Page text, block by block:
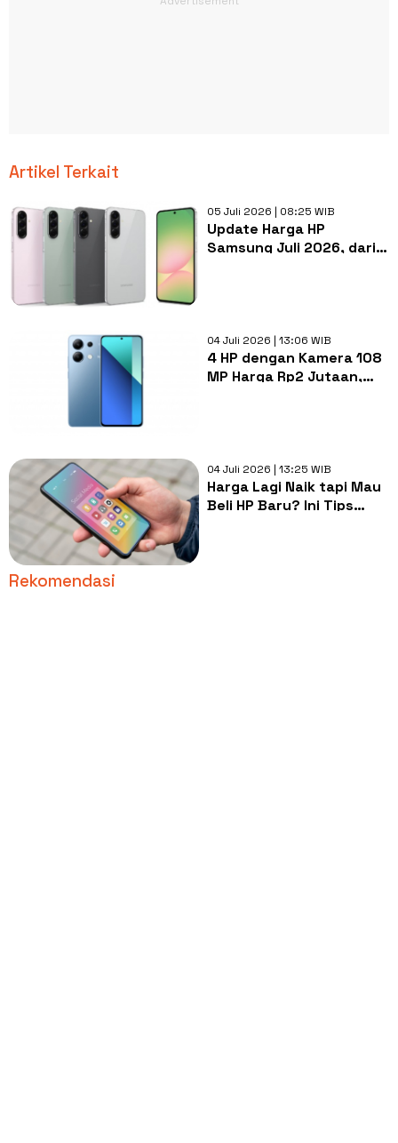
Artikel Terkait
05 Juli 2026 | 08:25 WIB
Update Harga HP
Samsung Juli 2026, dari
04 Juli 2026 | 13:06 WIB
4 HP dengan Kamera 108
MP Harga Rp2 Jutaan,
04 Juli 2026 | 13:25 WIB
Harga Lagi Naik tapi Mau
Beli HP Baru? Ini Tips
Rekomendasi